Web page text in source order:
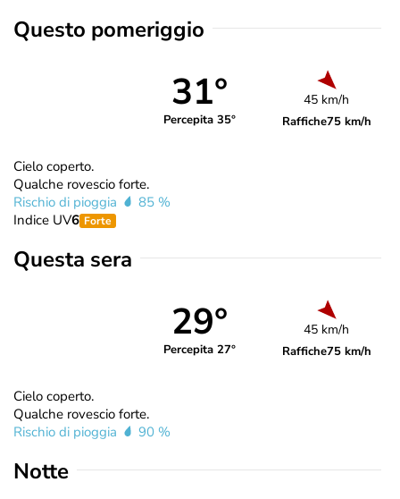
Questo pomeriggio
31°
Percepita 35°
45 km/h
Raffiche75 km/h
Cielo coperto.
Qualche rovescio forte.
Rischio di pioggia
85 %
Indice UV6 Forte
Questa sera
29°
Percepita 27°
45 km/h
Raffiche75 km/h
Cielo coperto.
Qualche rovescio forte.
Rischio di pioggia
90 %
Notte